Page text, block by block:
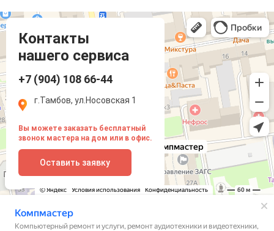
Контакты
нашего сервиса
+7 (904) 108 66-44
г.Тамбов, ул.Носовская 1
Вы можете заказать бесплатный
звонок мастера на дом или в офис.
Оставить заявку
Компмастер
Тамбов
Носовская улица, 1